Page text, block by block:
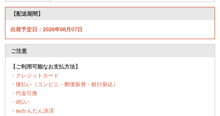
【配送期間】
出荷予定日：2026年08月07日
ご注意
【ご利用可能なお支払方法】
・クレジットカード
・後払い（コンビニ・郵便振替・銀行振込）
・代金引換
・d払い
・auかんたん決済